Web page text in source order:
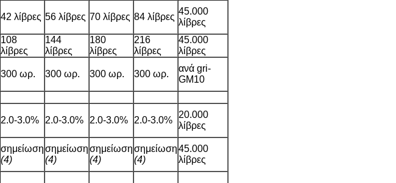
42 λίβρες 56 λίβρες 70 λίβρες 84 λίβρες
45.000
λίβρες
108
λίβρες
144
λίβρες
180
λίβρες
216
λίβρες
45.000
λίβρες
300 ωρ. 300 ωρ. 300 ωρ. 300 ωρ.
ανά gri-
GM10
2.0-3.0% 2.0-3.0% 2.0-3.0% 2.0-3.0%
20.000
λίβρες
σημείωση
(4)
σημείωση
(4)
σημείωση
(4)
σημείωση
(4)
45.000
λίβρες